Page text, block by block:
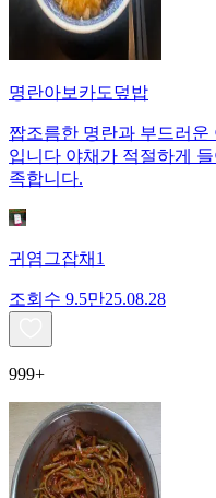
명란아보카도덮밥
짭조름한 명란과 부드러
입니다 야채가 적절하게
족합니다.
귀염그잡채1
조회수 9.5만25.08.28
999+